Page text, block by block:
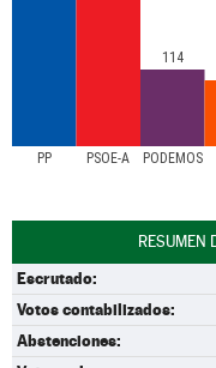
PP PSOE-A PODEMOS
114
RESUMEN
Escrutado:
Votos contabilizados:
Abstenciones: